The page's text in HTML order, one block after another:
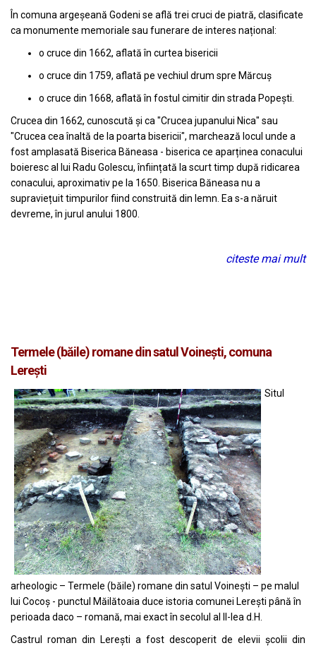
În comuna argeșeană Godeni se află trei cruci de piatră, clasificate
ca monumente memoriale sau funerare de interes național:
o cruce din 1662, aflată în curtea bisericii
o cruce din 1759, aflată pe vechiul drum spre Mărcuș
o cruce din 1668, aflată în fostul cimitir din strada Popești.
Crucea din 1662, cunoscută și ca "Crucea jupanului Nica" sau
"Crucea cea înaltă de la poarta bisericii", marchează locul unde a
fost amplasată Biserica Băneasa - biserica ce aparținea conacului
boieresc al lui Radu Golescu, înființată la scurt timp după ridicarea
conacului, aproximativ pe la 1650. Biserica Băneasa nu a
supraviețuit timpurilor fiind construită din lemn. Ea s-a năruit
devreme, în jurul anului 1800.
citeste mai mult
Termele (băile) romane din satul Voinești, comuna
Lerești
Situl
arheologic – Termele (băile) romane din satul Voinești – pe malul
lui Cocoș - punctul Măilătoaia duce istoria comunei Lerești până în
perioada daco – romană, mai exact în secolul al II-lea d.H.
Castrul roman din Lerești a fost descoperit de elevii școlii din